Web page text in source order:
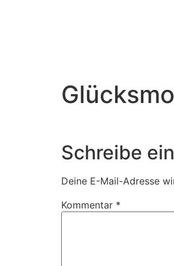
Schreibe
Deine E-Mail-Adresse
Kommentar *